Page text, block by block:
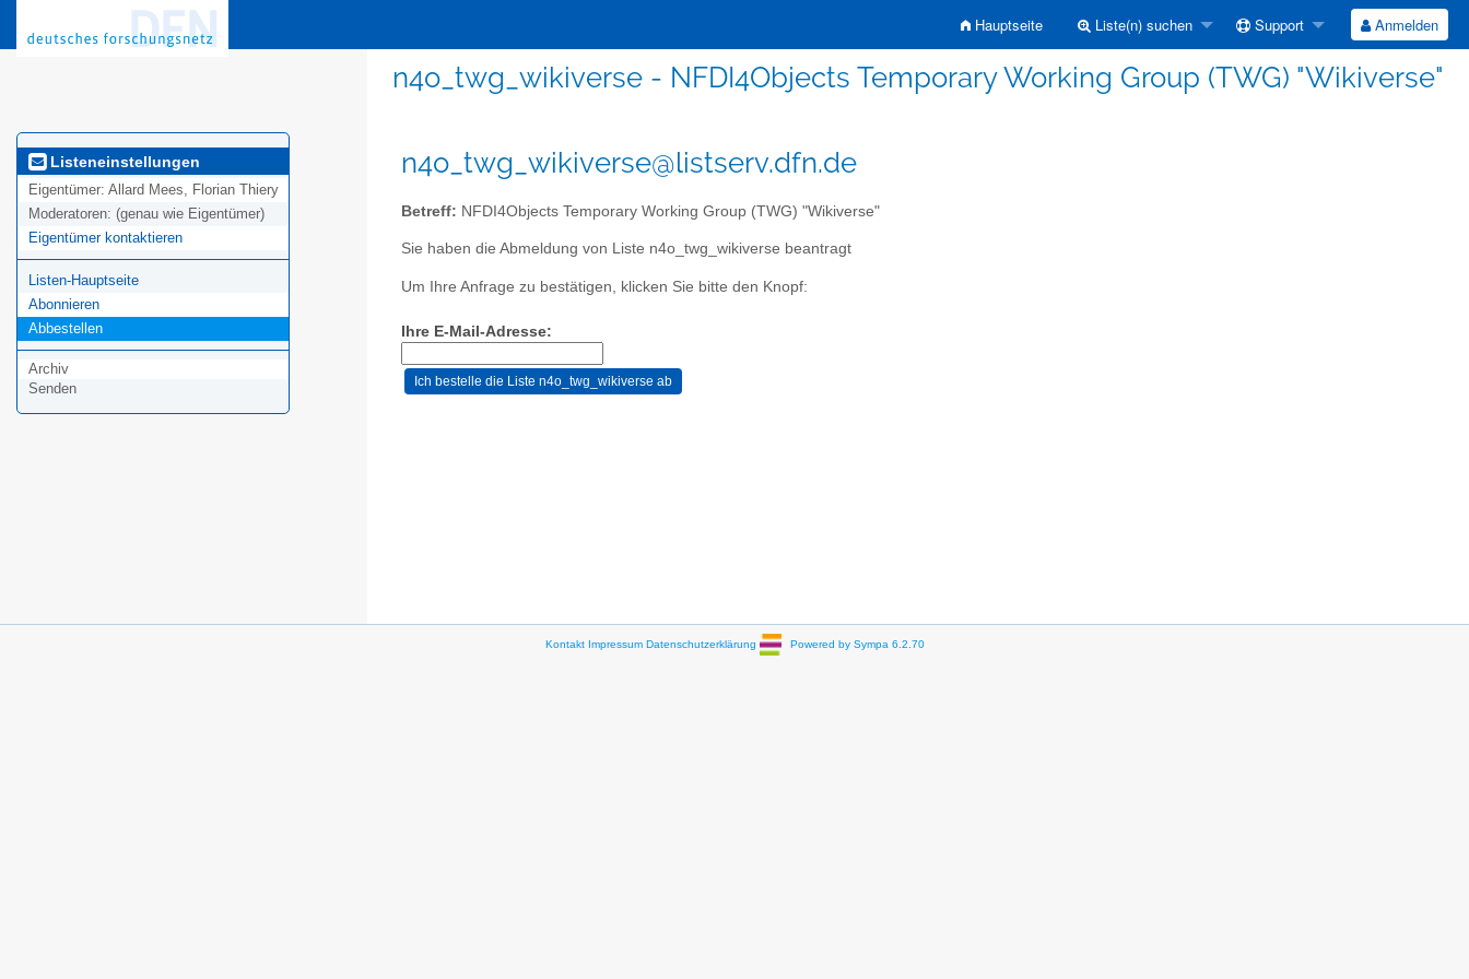
Hauptseite Liste(n) suchen Support Anmelden
n4o_twg_wikiverse - NFDI4Objects Temporary Working Group (TWG) "Wikiverse"
Listeneinstellungen
Eigentümer: Allard Mees, Florian Thiery
Moderatoren: (genau wie Eigentümer)
Eigentümer kontaktieren
Listen-Hauptseite
Abonnieren
Abbestellen
Archiv
Senden
n4o_twg_wikiverse@listserv.dfn.de
Betreff: NFDI4Objects Temporary Working Group (TWG) "Wikiverse"
Sie haben die Abmeldung von Liste n4o_twg_wikiverse beantragt
Um Ihre Anfrage zu bestätigen, klicken Sie bitte den Knopf:
Ihre E-Mail-Adresse:
Kontakt Impressum Datenschutzerklärung Powered by Sympa 6.2.70